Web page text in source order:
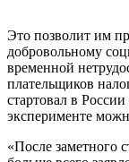
Это позволит им
добровольному
временной
плательщиков
стартовал в
эксперименте
«После заметного